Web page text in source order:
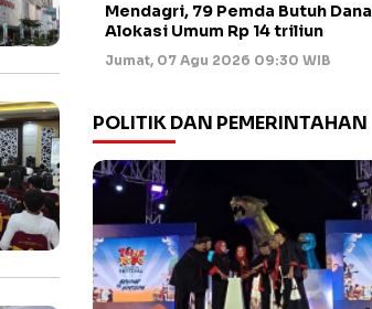
Mendagri, 79 Pemda Butuh Dana
Alokasi Umum Rp 14 triliun
Jumat, 07 Agu 2026 09:30 WIB
POLITIK DAN PEMERINTAHAN